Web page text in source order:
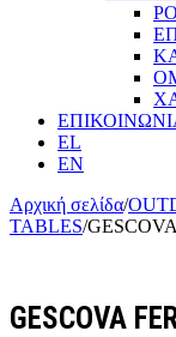
EL
EN
Αρχική σελίδα/
TABLES/
GESCOVA